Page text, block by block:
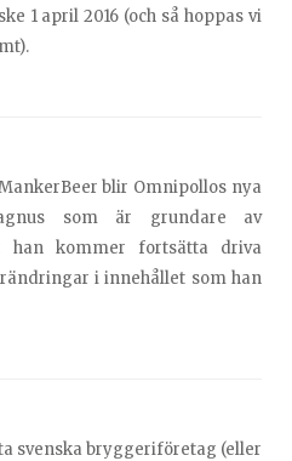
1 april 2016 (och så hoppas vi
blir Omnipollos nya
som är grundare av
han kommer fortsätta driva
i innehållet som han
svenska bryggeriföretag (eller